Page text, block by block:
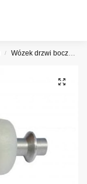
/ Wózek drzwi bocznych Renault